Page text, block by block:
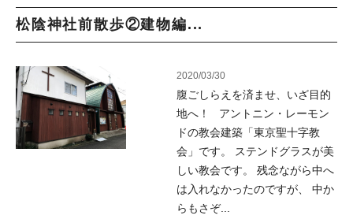
松陰神社前散歩②建物編...
2020/03/30
腹ごしらえを済ませ、いざ目的
地へ！ アントニン・レーモン
ドの教会建築「東京聖十字教
会」です。 ステンドグラスが美
しい教会です。 残念ながら中へ
は入れなかったのですが、 中か
らもさぞ...